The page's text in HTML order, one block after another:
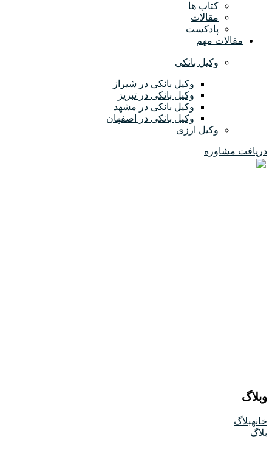
کتاب ها
مقالات
پادکست
مقالات مهم
وکیل بانکی
وکیل بانکی در شیراز
وکیل بانکی در تبریز
وکیل بانکی در مشهد
وکیل بانکی در اصفهان
وکیل ارزی
دریافت مشاوره
وبلاگ
خانهبلاگ
بلاگ